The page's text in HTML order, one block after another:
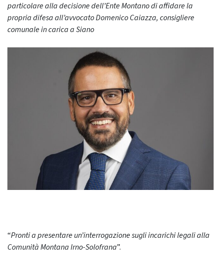
particolare alla decisione dell’Ente Montano di affidare la
propria difesa all’avvocato Domenico Caiazza, consigliere
comunale in carica a Siano
“Pronti a presentare un’interrogazione sugli incarichi legali alla
Comunità Montana Irno-Solofrana”.